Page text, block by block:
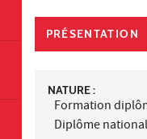
PRÉSENTATION
NATURE :
Formation
Diplôme national